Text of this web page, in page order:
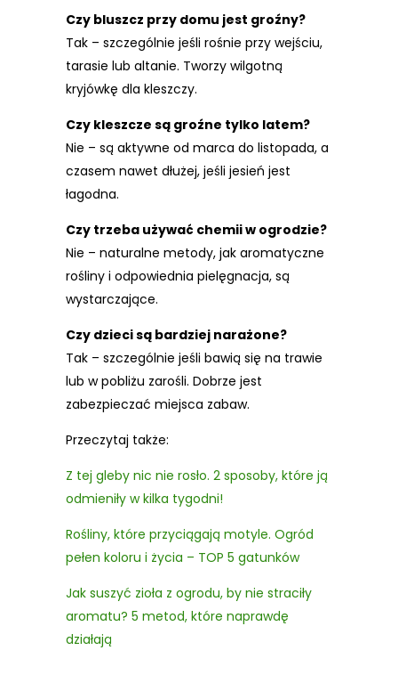
Czy bluszcz przy domu jest groźny?
Tak – szczególnie jeśli rośnie przy wejściu,
tarasie lub altanie. Tworzy wilgotną
kryjówkę dla kleszczy.
Czy kleszcze są groźne tylko latem?
Nie – są aktywne od marca do listopada, a
czasem nawet dłużej, jeśli jesień jest
łagodna.
Czy trzeba używać chemii w ogrodzie?
Nie – naturalne metody, jak aromatyczne
rośliny i odpowiednia pielęgnacja, są
wystarczające.
Czy dzieci są bardziej narażone?
Tak – szczególnie jeśli bawią się na trawie
lub w pobliżu zarośli. Dobrze jest
zabezpieczać miejsca zabaw.
Przeczytaj także:
Z tej gleby nic nie rosło. 2 sposoby, które ją
odmieniły w kilka tygodni!
Rośliny, które przyciągają motyle. Ogród
pełen koloru i życia – TOP 5 gatunków
Jak suszyć zioła z ogrodu, by nie straciły
aromatu? 5 metod, które naprawdę
działają